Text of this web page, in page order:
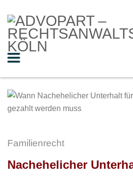
Familienrecht
Nachehelicher